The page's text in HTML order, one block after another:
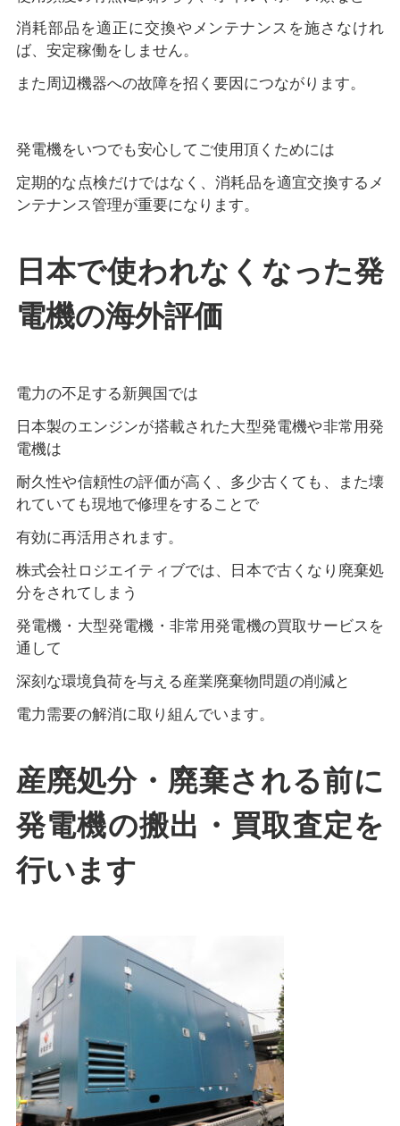
消耗部品を適正に交換やメンテナンスを施さなけれ
ば、安定稼働をしません。
また周辺機器への故障を招く要因につながります。
発電機をいつでも安心してご使用頂くためには
定期的な点検だけではなく、消耗品を適宜交換するメ
ンテナンス管理が重要になります。
日本で使われなくなった発
電機の海外評価
電力の不足する新興国では
日本製のエンジンが搭載された大型発電機や非常用発
電機は
耐久性や信頼性の評価が高く、多少古くても、また壊
れていても現地で修理をすることで
有効に再活用されます。
株式会社ロジエイティブでは、日本で古くなり廃棄処
分をされてしまう
発電機・大型発電機・非常用発電機の買取サービスを
通して
深刻な環境負荷を与える産業廃棄物問題の削減と
電力需要の解消に取り組んでいます。
産廃処分・廃棄される前に
発電機の搬出・買取査定を
行います